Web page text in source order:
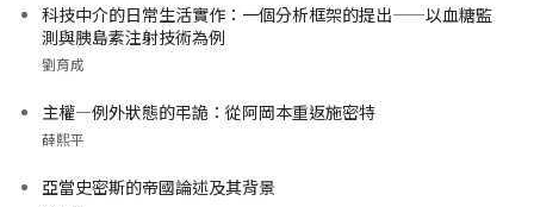
科技中介的日常生活實作：一個分析框架的提出——以血糖監
測與胰島素注射技術為例
劉育成
主權—例外狀態的弔詭：從阿岡本重返施密特
薛熙平
亞當史密斯的帝國論述及其背景